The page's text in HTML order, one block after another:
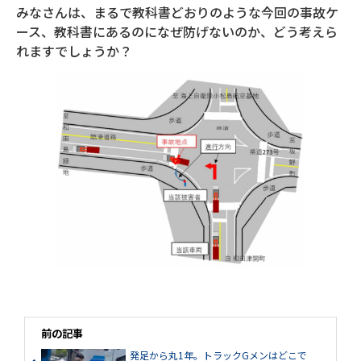
みなさんは、まるで教科書どおりのような今回の事故ケ
ース、教科書にあるのになぜ防げないのか、どう考えら
れますでしょうか？
前の記事
発足から丸1年。トラックGメンはどこで